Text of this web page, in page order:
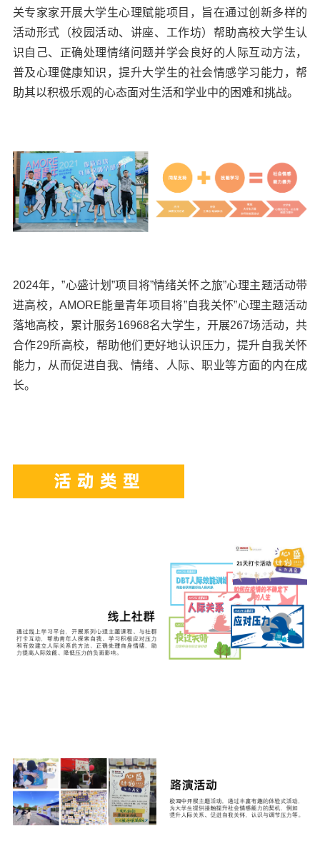
关专家家开展大学生心理赋能项目，旨在通过创新多样的
活动形式（校园活动、讲座、工作坊）帮助高校大学生认
识自己、正确处理情绪问题并学会良好的人际互动方法，
普及心理健康知识，提升大学生的社会情感学习能力，帮
助其以积极乐观的心态面对生活和学业中的困难和挑战。
2024年，”心盛计划”项目将”情绪关怀之旅”心理主题活动带
进高校，AMORE能量青年项目将”自我关怀”心理主题活动
落地高校，累计服务16968名大学生，开展267场活动，共
合作29所高校，帮助他们更好地认识压力，提升自我关怀
能力，从而促进自我、情绪、人际、职业等方面的内在成
长。